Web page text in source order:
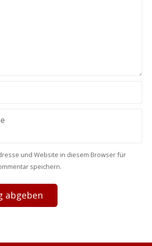
und Website in diesem Browser für
speichern.